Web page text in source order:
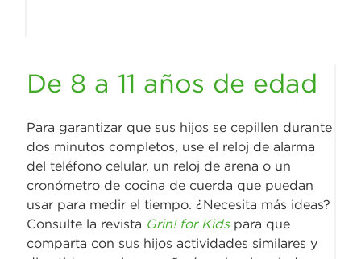
De 8 a 11 años de edad
Para garantizar que sus hijos se cepillen durante
dos minutos completos, use el reloj de alarma
del teléfono celular, un reloj de arena o un
cronómetro de cocina de cuerda que puedan
usar para medir el tiempo. ¿Necesita más ideas?
Consulte la revista Grin! for Kidspara que
comparta con sus hijos actividades similares y